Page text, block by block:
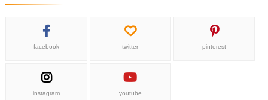
facebook twitter pinterest
instagram youtube